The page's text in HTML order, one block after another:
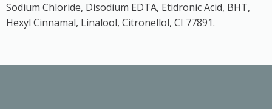
Sodium Chloride, Disodium EDTA, Etidronic Acid, BHT,
Hexyl Cinnamal, Linalool, Citronellol, CI 77891.